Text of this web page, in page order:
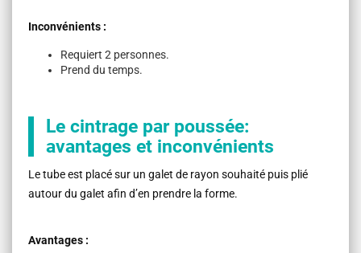
Inconvénients :
Requiert 2 personnes.
Prend du temps.
Le cintrage par poussée:
avantages et inconvénients
Le tube est placé sur un galet de rayon souhaité puis plié
autour du galet afin d’en prendre la forme.
Avantages :